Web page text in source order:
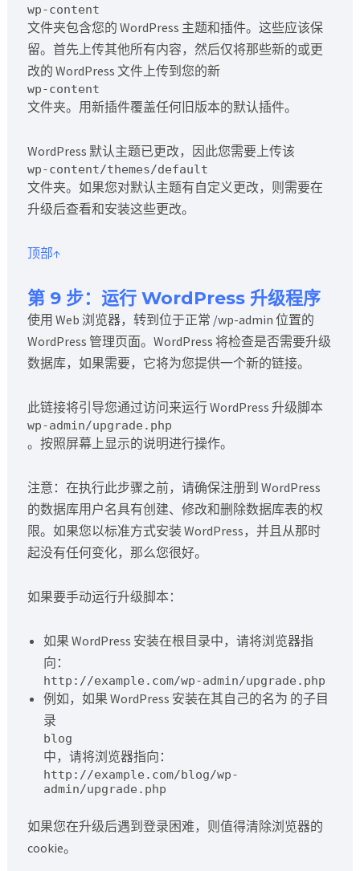
wp-content
文件夹包含您的 WordPress 主题和插件。这些应该保
留。首先上传其他所有内容，然后仅将那些新的或更
改的 WordPress 文件上传到您的新
wp-content
文件夹。用新插件覆盖任何旧版本的默认插件。
WordPress 默认主题已更改，因此您需要上传该
wp-content/themes/default
文件夹。如果您对默认主题有自定义更改，则需要在
升级后查看和安装这些更改。
顶部↑
第 9 步：运行 WordPress 升级程序
使用 Web 浏览器，转到位于正常 /wp-admin 位置的
WordPress 管理页面。WordPress 将检查是否需要升级
数据库，如果需要，它将为您提供一个新的链接。
此链接将引导您通过访问来运行 WordPress 升级脚本
wp-admin/upgrade.php
。按照屏幕上显示的说明进行操作。
注意：在执行此步骤之前，请确保注册到 WordPress
的数据库用户名具有创建、修改和删除数据库表的权
限。如果您以标准方式安装 WordPress，并且从那时
起没有任何变化，那么您很好。
如果要手动运行升级脚本：
如果 WordPress 安装在根目录中，请将浏览器指
向：
http://example.com/wp-admin/upgrade.php
例如，如果 WordPress 安装在其自己的名为 的子目
录
blog
中，请将浏览器指向：
http://example.com/blog/wp-
admin/upgrade.php
如果您在升级后遇到登录困难，则值得清除浏览器的
cookie。